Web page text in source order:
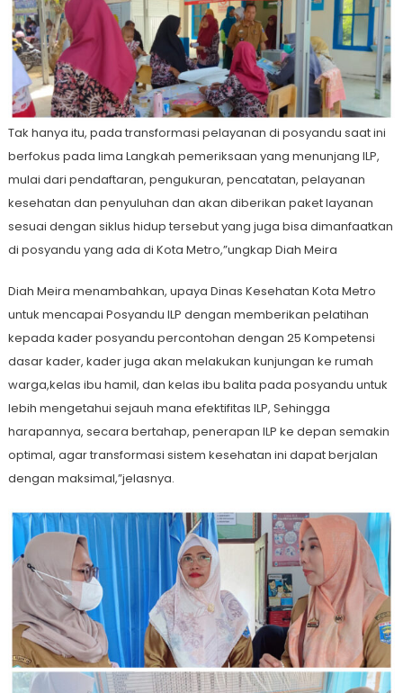
Tak hanya itu, pada transformasi pelayanan di posyandu saat ini
berfokus pada lima Langkah pemeriksaan yang menunjang ILP,
mulai dari pendaftaran, pengukuran, pencatatan, pelayanan
kesehatan dan penyuluhan dan akan diberikan paket layanan
sesuai dengan siklus hidup tersebut yang juga bisa dimanfaatkan
di posyandu yang ada di Kota Metro,”ungkap Diah Meira
Diah Meira menambahkan, upaya Dinas Kesehatan Kota Metro
untuk mencapai Posyandu ILP dengan memberikan pelatihan
kepada kader posyandu percontohan dengan 25 Kompetensi
dasar kader, kader juga akan melakukan kunjungan ke rumah
warga,kelas ibu hamil, dan kelas ibu balita pada posyandu untuk
lebih mengetahui sejauh mana efektifitas ILP, Sehingga
harapannya, secara bertahap, penerapan ILP ke depan semakin
optimal, agar transformasi sistem kesehatan ini dapat berjalan
dengan maksimal,”jelasnya.